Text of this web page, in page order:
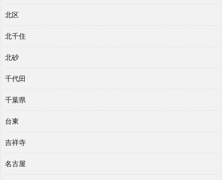
北区
北千住
北砂
千代田
千葉県
台東
吉祥寺
名古屋